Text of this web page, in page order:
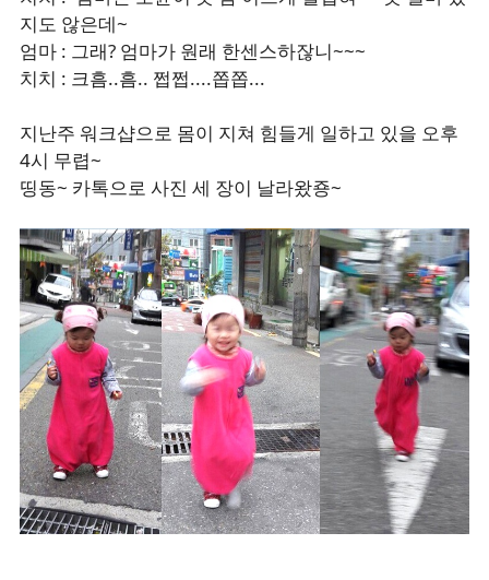
지도 않은데~
엄마 : 그래? 엄마가 원래 한센스하잖니~~~
치치 : 크흠..흠.. 쩝쩝....쫍쫍...
지난주 워크샵으로 몸이 지쳐 힘들게 일하고 있을 오후
4시 무렵~
띵동~ 카톡으로 사진 세 장이 날라왔죵~